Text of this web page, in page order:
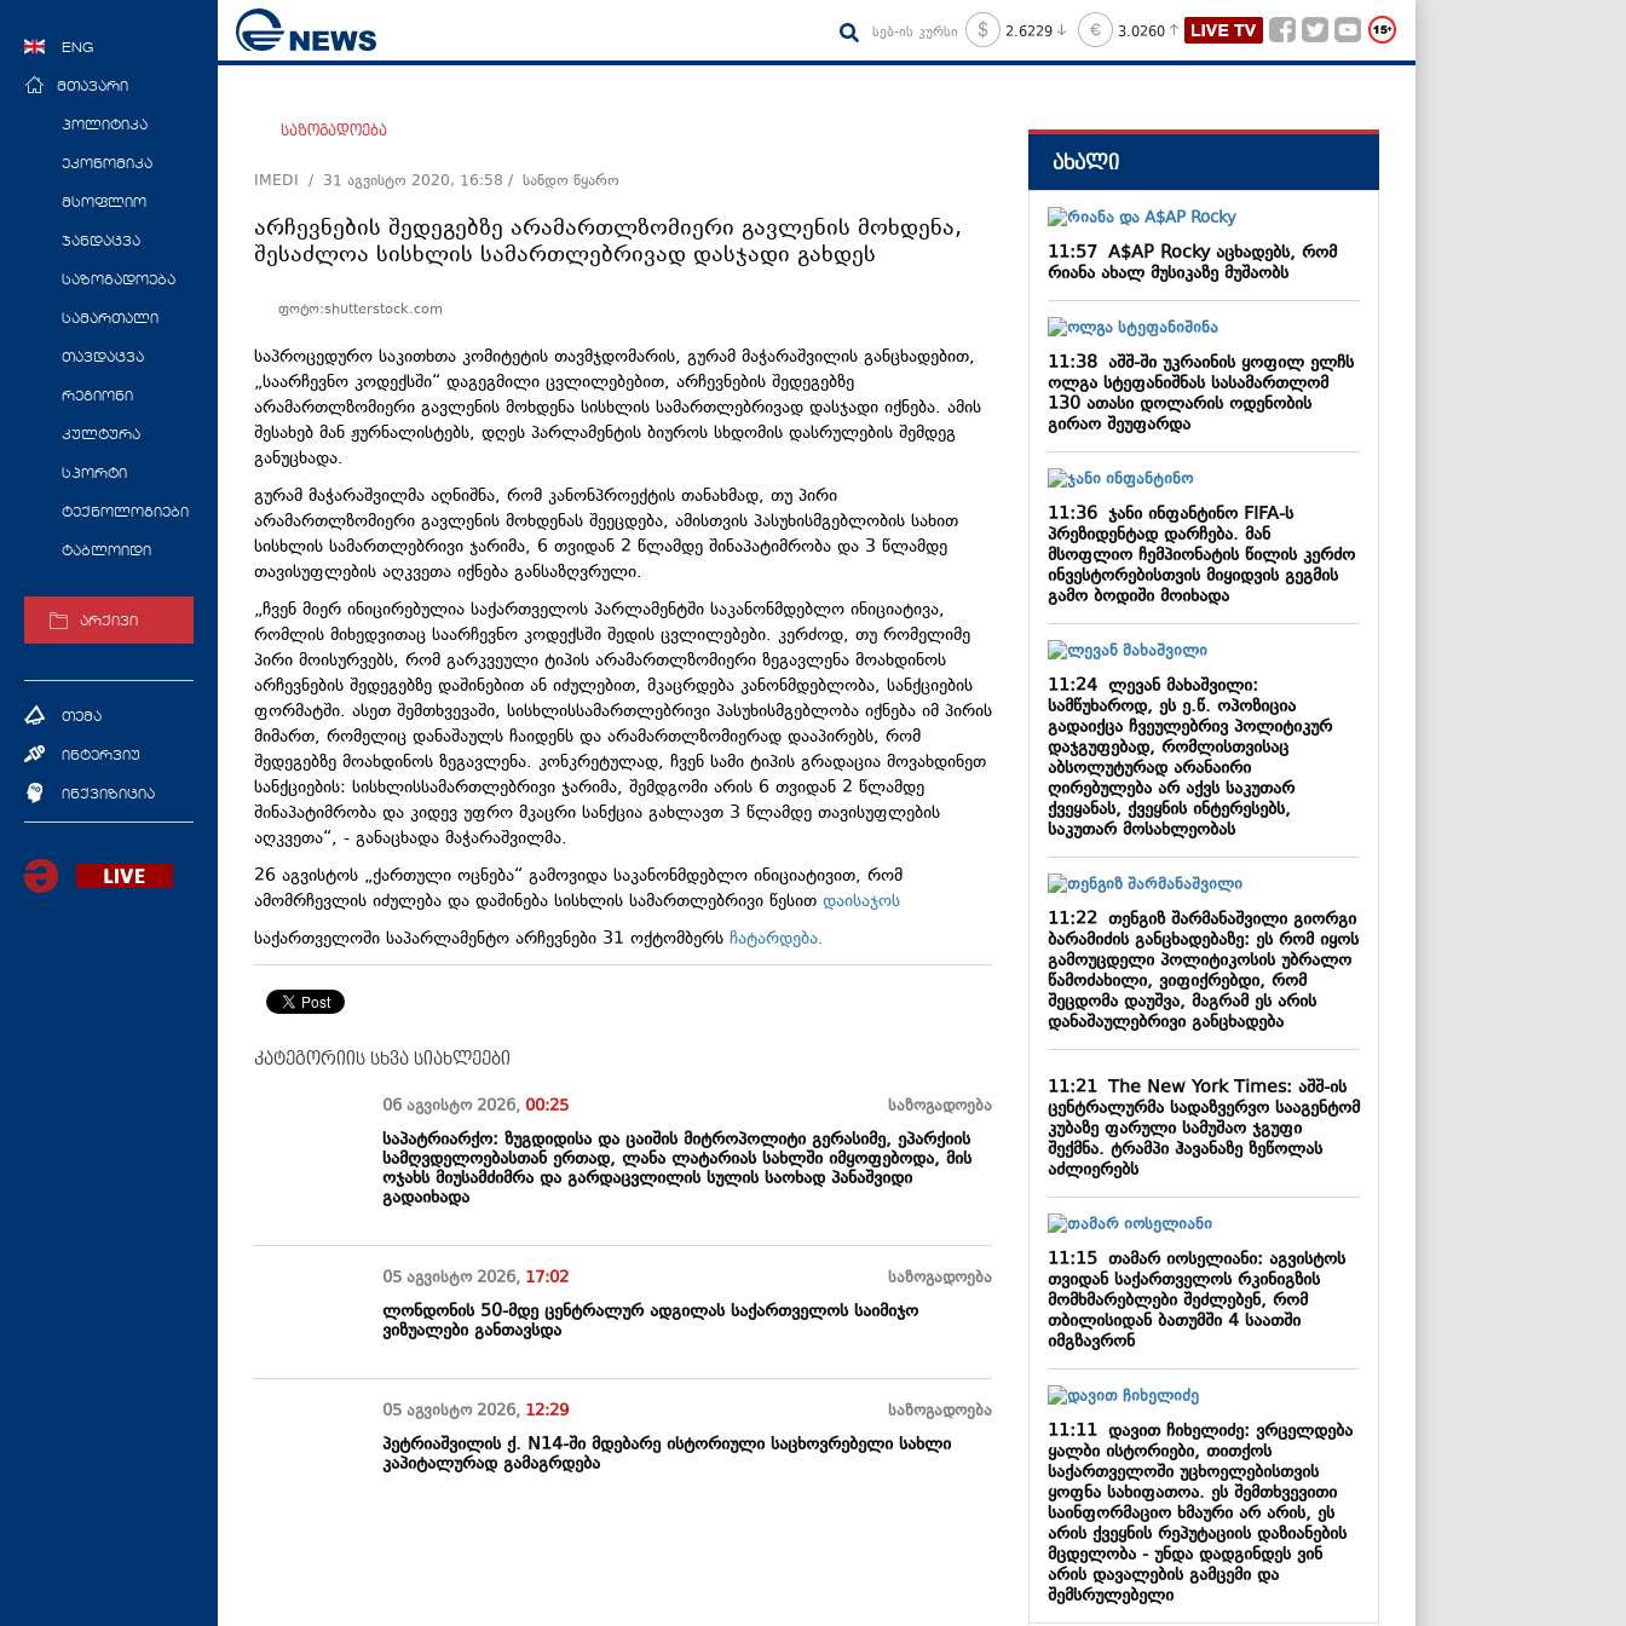
ENG
მთავარი
პოლიტიკა
ეკონომიკა
მსოფლიო
ჯანდაცვა
საზოგადოება
სამართალი
თავდაცვა
რეგიონი
კულტურა
სპორტი
ტექნოლოგიები
ტაბლოიდი
არქივი
თემა
ინტერვიუ
ინქვიზიცია
სებ-ის კურსი 2.6229 3.0260
საზოგადოება
IMEDI / 31 აგვისტო 2020, 16:58 / სანდო წყარო
არჩევნების შედეგებზე არამართლზომიერი გავლენის მოხდენა,
შესაძლოა სისხლის სამართლებრივად დასჯადი გახდეს
ფოტო:shutterstock.com
საპროცედურო საკითხთა კომიტეტის თავმჯდომარის, გურამ მაჭარაშვილის განცხადებით,
„საარჩევნო კოდექსში“ დაგეგმილი ცვლილებებით, არჩევნების შედეგებზე
არამართლზომიერი გავლენის მოხდენა სისხლის სამართლებრივად დასჯადი იქნება. ამის
შესახებ მან ჟურნალისტებს, დღეს პარლამენტის ბიუროს სხდომის დასრულების შემდეგ
განუცხადა.
გურამ მაჭარაშვილმა აღნიშნა, რომ კანონპროექტის თანახმად, თუ პირი
არამართლზომიერი გავლენის მოხდენას შეეცდება, ამისთვის პასუხისმგებლობის სახით
სისხლის სამართლებრივი ჯარიმა, 6 თვიდან 2 წლამდე შინაპატიმრობა და 3 წლამდე
თავისუფლების აღკვეთა იქნება განსაზღვრული.
„ჩვენ მიერ ინიცირებულია საქართველოს პარლამენტში საკანონმდებლო ინიციატივა,
რომლის მიხედვითაც საარჩევნო კოდექსში შედის ცვლილებები. კერძოდ, თუ რომელიმე
პირი მოისურვებს, რომ გარკვეული ტიპის არამართლზომიერი ზეგავლენა მოახდინოს
არჩევნების შედეგებზე დაშინებით ან იძულებით, მკაცრდება კანონმდებლობა, სანქციების
ფორმატში. ასეთ შემთხვევაში, სისხლისსამართლებრივი პასუხისმგებლობა იქნება იმ პირის
მიმართ, რომელიც დანაშაულს ჩაიდენს და არამართლზომიერად დააპირებს, რომ
შედეგებზე მოახდინოს ზეგავლენა. კონკრეტულად, ჩვენ სამი ტიპის გრადაცია მოვახდინეთ
სანქციების: სისხლისსამართლებრივი ჯარიმა, შემდგომი არის 6 თვიდან 2 წლამდე
შინაპატიმრობა და კიდევ უფრო მკაცრი სანქცია გახლავთ 3 წლამდე თავისუფლების
აღკვეთა“, - განაცხადა მაჭარაშვილმა.
26 აგვისტოს „ქართული ოცნება“ გამოვიდა საკანონმდებლო ინიციატივით, რომ
ამომრჩევლის იძულება და დაშინება სისხლის სამართლებრივი წესით დაისაჯოს
საქართველოში საპარლამენტო არჩევნები 31 ოქტომბერს ჩატარდება.
კატეგორიის სხვა სიახლეები
06 აგვისტო 2026,00:25 საზოგადოება
საპატრიარქო: ზუგდიდისა და ცაიშის მიტროპოლიტი გერასიმე, ეპარქიის
სამღვდელოებასთან ერთად, ლანა ლატარიას სახლში იმყოფებოდა, მის
ოჯახს მიუსამძიმრა და გარდაცვლილის სულის საოხად პანაშვიდი
გადაიხადა
05 აგვისტო 2026, 17:02 საზოგადოება
ლონდონის 50-მდე ცენტრალურ ადგილას საქართველოს საიმიჯო
ვიზუალები განთავსდა
05 აგვისტო 2026, 12:29 საზოგადოება
პეტრიაშვილის ქ. N14-ში მდებარე ისტორიული საცხოვრებელი სახლი
კაპიტალურად გამაგრდება
ახალი
11:57A$AP Rocky აცხადებს, რომ
რიანა ახალ მუსიკაზე მუშაობს
11:38აშშ-ში უკრაინის ყოფილ ელჩს
ოლგა სტეფანიშნას სასამართლომ
130 ათასი დოლარის ოდენობის
გირაო შეუფარდა
11:36ჯანი ინფანტინო FIFA-ს
პრეზიდენტად დარჩება. მან
მსოფლიო ჩემპიონატის წილის კერძო
ინვესტორებისთვის მიყიდვის გეგმის
გამო ბოდიში მოიხადა
11:24ლევან მახაშვილი:
სამწუხაროდ, ეს ე.წ. ოპოზიცია
გადაიქცა ჩვეულებრივ პოლიტიკურ
დაჯგუფებად, რომლისთვისაც
აბსოლუტურად არანაირი
ღირებულება არ აქვს საკუთარ
ქვეყანას, ქვეყნის ინტერესებს,
საკუთარ მოსახლეობას
11:22თენგიზ შარმანაშვილი გიორგი
ბარამიძის განცხადებაზე: ეს რომ იყოს
გამოუცდელი პოლიტიკოსის უბრალო
წამოძახილი, ვიფიქრებდი, რომ
შეცდომა დაუშვა, მაგრამ ეს არის
დანაშაულებრივი განცხადება
11:21The New York Times: აშშ-ის
ცენტრალურმა სადაზვერვო სააგენტომ
კუბაზე ფარული სამუშაო ჯგუფი
შექმნა. ტრამპი ჰავანაზე ზეწოლას
აძლიერებს
11:15თამარ იოსელიანი: აგვისტოს
თვიდან საქართველოს რკინიგზის
მომხმარებლები შეძლებენ, რომ
თბილისიდან ბათუმში 4 საათში
იმგზავრონ
11:11დავით ჩიხელიძე: ვრცელდება
ყალბი ისტორიები, თითქოს
საქართველოში უცხოელებისთვის
ყოფნა სახიფათოა. ეს შემთხვევითი
საინფორმაციო ხმაური არ არის, ეს
არის ქვეყნის რეპუტაციის დაზიანების
მცდელობა - უნდა დადგინდეს ვინ
არის დავალების გამცემი და
შემსრულებელი